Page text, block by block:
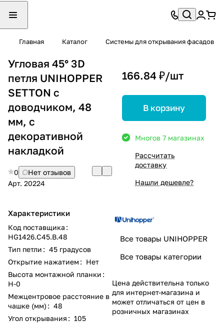
Главная Каталог Системы для открывания фасадов
Угловая 45° 3D
петля UNIHOPPER
SETTON с
доводчиком, 48
мм, с
декоративной
накладкой
0
Нет отзывов
Арт. 20224
Характеристики
Код поставщика :
HG1426.C45.B.48
Тип петли : 45 градусов
Открытие нажатием : Нет
Высота монтажной планки :
Н-0
Межцентровое расстояние в
чашке (мм) : 48
Угол открывания : 105
166.84 ₽/шт
В корзину
Многов 7 магазинах
Рассчитать
доставку
Нашли дешевле?
Все товары UNIHOPPER
Все товары категории
Цена действительна только
для интернет-магазина и
может отличаться от цен в
розничных магазинах